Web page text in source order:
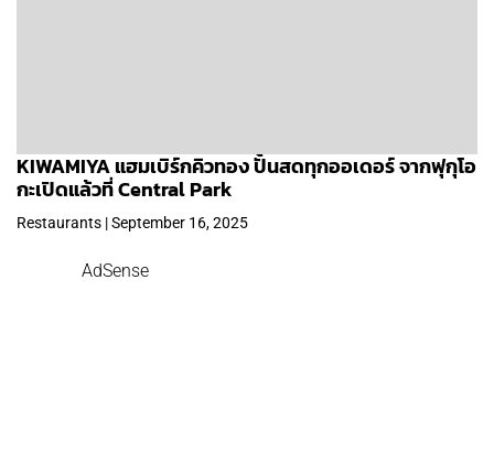
KIWAMIYA แฮมเบิร์กคิวทอง ปั้นสดทุกออเดอร์ จากฟุกุโอ
กะเปิดแล้วที่ Central Park
Restaurants | September 16, 2025
AdSense